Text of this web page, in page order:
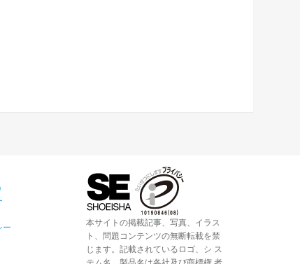
ー
本サイトの掲載記事、写真、イラス
ト、問題コンテンツの無断転載を禁
じます。記載されているロゴ、シ ス